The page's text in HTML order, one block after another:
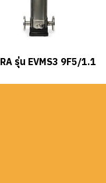
รุ่น EVMS3 9F5/1.1